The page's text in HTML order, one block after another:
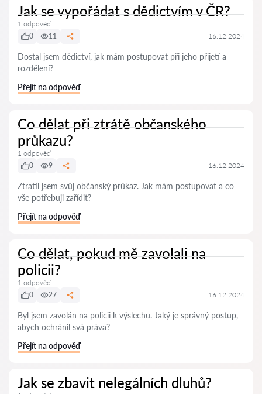
Jak se vypořádat s dědictvím v ČR?
1 odpověď
0
11 16.12.2024
Dostal jsem dědictví, jak mám postupovat při jeho přijetí a
rozdělení?
Přejít na odpověď
Co dělat při ztrátě občanského
průkazu?
1 odpověď
0
9 16.12.2024
Ztratil jsem svůj občanský průkaz. Jak mám postupovat a co
vše potřebuji zařídit?
Přejít na odpověď
Co dělat, pokud mě zavolali na
policii?
1 odpověď
0
27 16.12.2024
Byl jsem zavolán na policii k výslechu. Jaký je správný postup,
abych ochránil svá práva?
Přejít na odpověď
Jak se zbavit nelegálních dluhů?